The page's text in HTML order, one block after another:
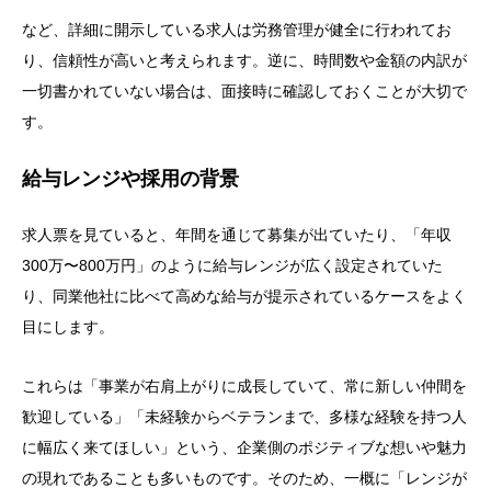
など、詳細に開示している求人は労務管理が健全に行われてお
り、信頼性が高いと考えられます。逆に、時間数や金額の内訳が
一切書かれていない場合は、面接時に確認しておくことが大切で
す。
給与レンジや採用の背景
求人票を見ていると、年間を通じて募集が出ていたり、「年収
300万〜800万円」のように給与レンジが広く設定されていた
り、同業他社に比べて高めな給与が提示されているケースをよく
目にします。
これらは「事業が右肩上がりに成長していて、常に新しい仲間を
歓迎している」「未経験からベテランまで、多様な経験を持つ人
に幅広く来てほしい」という、企業側のポジティブな想いや魅力
の現れであることも多いものです。そのため、一概に「レンジが